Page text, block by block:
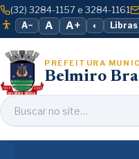
conteúdo
Ir
para
o
conteúdo
(32) 3284-1157 e 3284-1161
A− A A+ ◐ Libras
PREFEITURA
Belmiro